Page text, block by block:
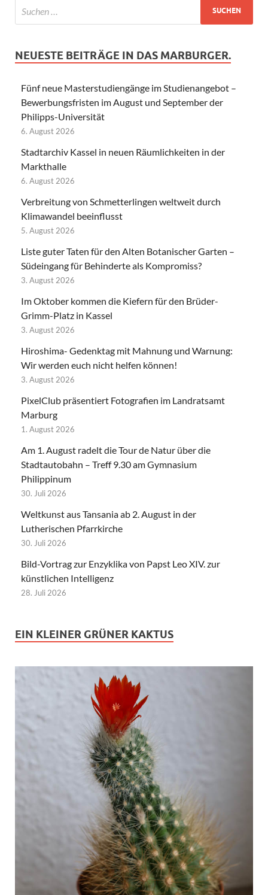
NEUESTE BEITRÄGE IN DAS MARBURGER.
Fünf neue Masterstudiengänge im Studienangebot –
Bewerbungsfristen im August und September der
Philipps-Universität
6. August 2026
Stadtarchiv Kassel in neuen Räumlichkeiten in der
Markthalle
6. August 2026
Verbreitung von Schmetterlingen weltweit durch
Klimawandel beeinflusst
5. August 2026
Liste guter Taten für den Alten Botanischer Garten –
Südeingang für Behinderte als Kompromiss?
3. August 2026
Im Oktober kommen die Kiefern für den Brüder-
Grimm-Platz in Kassel
3. August 2026
Hiroshima- Gedenktag mit Mahnung und Warnung:
Wir werden euch nicht helfen können!
3. August 2026
PixelClub präsentiert Fotografien im Landratsamt
Marburg
1. August 2026
Am 1. August radelt die Tour de Natur über die
Stadtautobahn – Treff 9.30 am Gymnasium
Philippinum
30. Juli 2026
Weltkunst aus Tansania ab 2. August in der
Lutherischen Pfarrkirche
30. Juli 2026
Bild-Vortrag zur Enzyklika von Papst Leo XIV. zur
künstlichen Intelligenz
28. Juli 2026
EIN KLEINER GRÜNER KAKTUS